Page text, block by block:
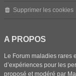
Supprimer les cookies
A PROPOS
Le Forum maladies rares
d’expériences pour les
proposé et modéré par